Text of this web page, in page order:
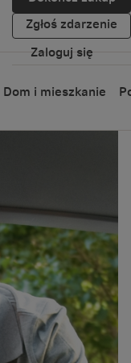
Zgłoś zdarzenie
Zaloguj się
Dom i mieszkanie